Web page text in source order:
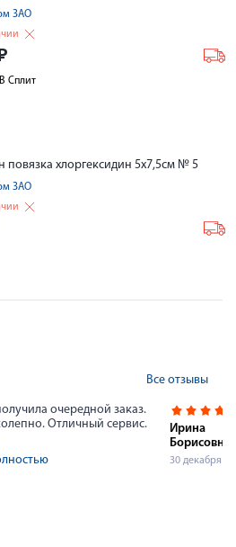
ЗАО
В Сплит
повязка хлоргексидин 5х7,5см № 5
ЗАО
Все отзывы
очередной заказ.
Отличный сервис.
Ирина
Борисовна
30 декабря